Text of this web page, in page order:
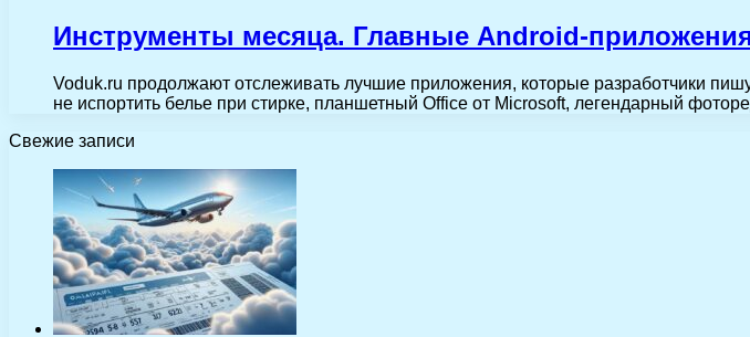
Инструменты месяца. Главные Android-
Voduk.ru продолжают отслеживать лучшие приложения, которые разработчики
не испортить белье при стирке, планшетный Office от Microsoft, легендарный
Свежие записи